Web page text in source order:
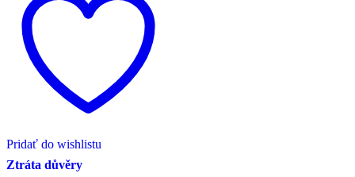
Pridať do wishlistu
Ztráta důvěry